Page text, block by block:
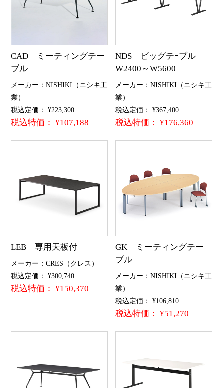
CAD ミーティングテー
ブル
メーカー：NISHIKI（ニシキ工
業）
税込定価： ¥223,300
税込特価： ¥107,188
NDS ビッグテｰブル
W2400～W5600
メーカー：NISHIKI（ニシキ工
業）
税込定価： ¥367,400
税込特価： ¥176,360
LEB 専用天板付
メーカー：CRES（クレス）
税込定価： ¥300,740
税込特価： ¥150,370
GK ミーティングテー
ブル
メーカー：NISHIKI（ニシキ工
業）
税込定価： ¥106,810
税込特価： ¥51,270